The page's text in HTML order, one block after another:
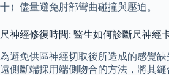
十）儘量避免肘部彎曲碰撞與壓迫。
尺神經修復時間: 醫生如何診斷尺神經
為避免供區神經切取後所造成的感覺
遠側斷端採用端側吻合的方法，將其